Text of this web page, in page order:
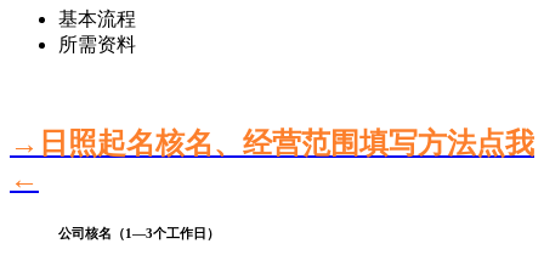
基本流程
所需资料
→日照起名核名、经营范围填写方法点我
←
公司核名（1—3个工作日）